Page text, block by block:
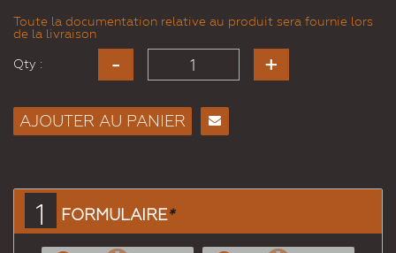
Toute la documentation relative au produit sera fournie lors
de la livraison
Qty :
AJOUTER AU PANIER
1 FORMULAIRE*